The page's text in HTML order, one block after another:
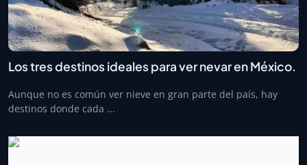
Los tres destinos ideales para ver nevar en México.
Aunque no es común ver nieve en gran parte del país, hay
destinos donde cada ...